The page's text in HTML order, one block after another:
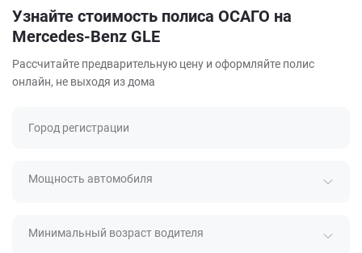
Узнайте стоимость полиса ОСАГО на
Mercedes-Benz GLE
Рассчитайте предварительную цену и оформляйте полис
онлайн, не выходя из дома
Город регистрации
Мощность автомобиля
Минимальный возраст водителя